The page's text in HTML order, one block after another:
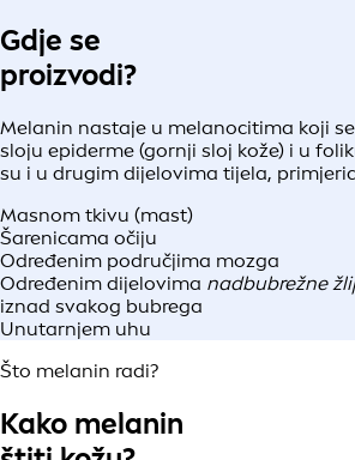
Gdje se
proizvodi?
Melanin nastaje u melanocitima koji
sloju epiderme (gornji sloj kože) i u
su i u drugim dijelovima tijela,
Masnom tkivu (mast)
Šarenicama očiju
Određenim područjima mozga
Određenim dijelovima nadbubrežne
iznad svakog bubrega
Unutarnjem uhu
Što melanin radi?
Kako melanin